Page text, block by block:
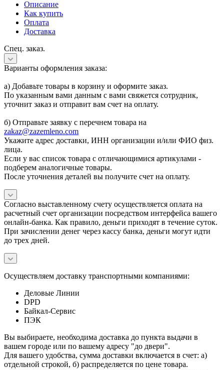
Описание
Как купить
Оплата
Доставка
Спец. заказ.
Варианты оформления заказа:
а) Добавьте товары в корзину и оформите заказ.
По указанным вами данным с вами свяжется сотрудник,
уточнит заказ и отправит вам счет на оплату.
б) Отправьте заявку с перечнем товара на
zakaz@zazemleno.com
Укажите адрес доставки, ИНН организации и/или ФИО физ.
лица.
Если у вас список товара с отличающимися артикулами -
подберем аналогичные товары.
После уточнения деталей вы получите счет на оплату.
Согласно выставленному счету осуществляется оплата на
расчетный счет организации посредством интерфейса вашего
онлайн-банка. Как правило, деньги приходят в течение суток.
При зачислении денег через кассу банка, деньги могут идти
до трех дней.
Осуществляем доставку транспортными компаниями:
Деловые Линии
DPD
Байкал-Сервис
ПЭК
Вы выбираете, необходима доставка до пункта выдачи в
вашем городе или по вашему адресу "до двери".
Для вашего удобства, сумма доставки включается в счет: а)
отдельной строкой, б) распределяется по цене товара.